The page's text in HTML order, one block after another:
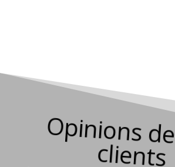
pinions
clients